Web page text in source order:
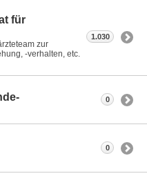
für
zur
-verhalten, etc.
1.030
0
0